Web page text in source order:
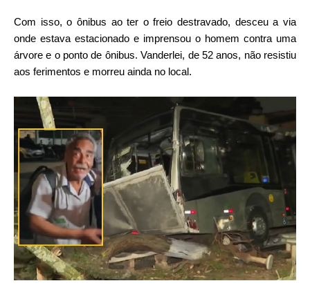
Com isso, o ônibus ao ter o freio destravado, desceu a via
onde estava estacionado e imprensou o homem contra uma
árvore e o ponto de ônibus. Vanderlei, de 52 anos, não resistiu
aos ferimentos e morreu ainda no local.